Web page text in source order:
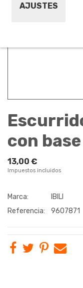
AJUSTES
con
13,00 €
Impuestos incluidos
Marca:
IBILI
Referencia:
9607871